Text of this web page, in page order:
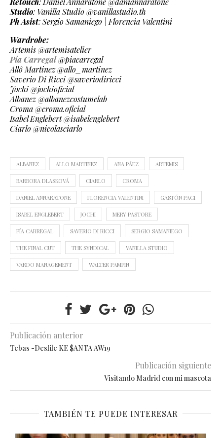
Studio: Vanilla Studio @vanillastudio.th
Ph Asist: Sergio Samaniego | Florencia Valentini
Wardrobe:
Artemis @artemisatelier
Pía Carregal@piacarregal
Allô Martinez @allo_martinez
Saverio Di Ricci @saveriodiricci
Jochi @jochioficial
Albanez @albanezcostumelab
Croma @croma.oficial
Isabel Englebert @isabelenglebert
Ciarlo @nicolasciarlo
ALBANEZ ALLO MARTINEZ ANA PÁEZ ARTEMIS
BARBORA DLASKOVÁ CIARLO CROMA
DANIEL ANNARATONE FLORENCIA VALENTINI GASTÓN PACI
ISABEL ENGLEBERT JOCHI MERY PASTORE
PÍA CARREGAL SAVERIO DI RICCI SERGIO SAMANIEGO
THE FINAL CUT THE SYNDICAL VANILLA STUDIO
VARDO MANAGEMENT WALTER PAMPIN
Publicación anterior
Tebas -Desfile KE $ANTA AW19
Publicación siguiente
Visitando Madrid con mi mascota
TAMBIÉN TE PUEDE INTERESAR